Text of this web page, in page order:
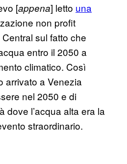
[appena] letto una
non profit
sul fatto che
entro il 2050 a
climatico. Così
arrivato a Venezia
nel 2050 e di
dove l’acqua alta era la
straordinario.